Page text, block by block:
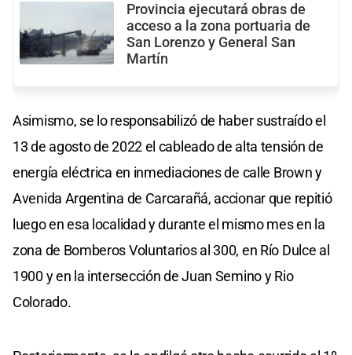
Provincia ejecutará obras de
acceso a la zona portuaria de
San Lorenzo y General San
Martín
Asimismo, se lo responsabilizó de haber sustraído el
13 de agosto de 2022 el cableado de alta tensión de
energía eléctrica en inmediaciones de calle Brown y
Avenida Argentina de Carcarañá, accionar que repitió
luego en esa localidad y durante el mismo mes en la
zona de Bomberos Voluntarios al 300, en Río Dulce al
1900 y en la intersección de Juan Semino y Rio
Colorado.